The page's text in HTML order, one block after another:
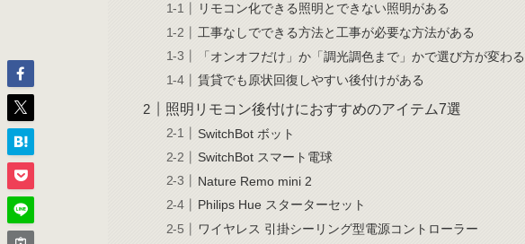
リモコン化できる照明とできない照明がある
工事なしでできる方法と工事が必要な方法がある
「オンオフだけ」か「調光調色まで」かで選び方が変わる
賃貸でも原状回復しやすい後付けがある
照明リモコン後付けにおすすめのアイテム7選
SwitchBot ボット
SwitchBot スマート電球
Nature Remo mini 2
Philips Hue スターターセット
ワイヤレス 引掛シーリング型電源コントローラー